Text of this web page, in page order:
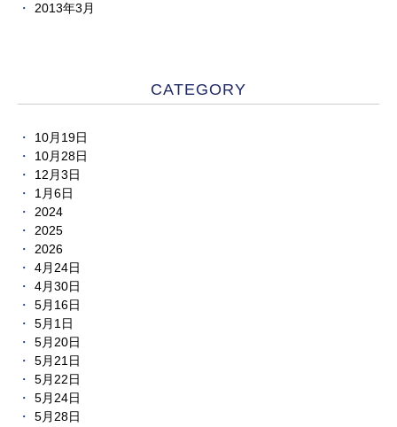
2013年3月
CATEGORY
10月19日
10月28日
12月3日
1月6日
2024
2025
2026
4月24日
4月30日
5月16日
5月1日
5月20日
5月21日
5月22日
5月24日
5月28日